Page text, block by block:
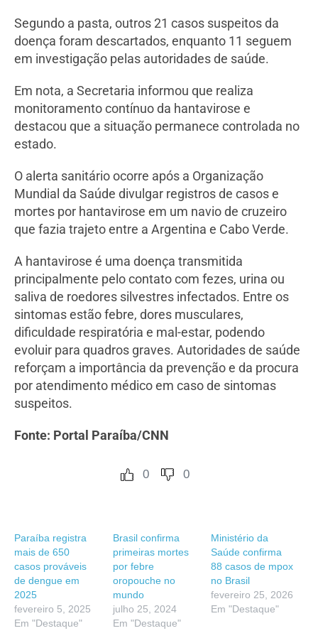
Segundo a pasta, outros 21 casos suspeitos da
doença foram descartados, enquanto 11 seguem
em investigação pelas autoridades de saúde.
Em nota, a Secretaria informou que realiza
monitoramento contínuo da hantavirose e
destacou que a situação permanece controlada no
estado.
O alerta sanitário ocorre após a Organização
Mundial da Saúde divulgar registros de casos e
mortes por hantavirose em um navio de cruzeiro
que fazia trajeto entre a Argentina e Cabo Verde.
A hantavirose é uma doença transmitida
principalmente pelo contato com fezes, urina ou
saliva de roedores silvestres infectados. Entre os
sintomas estão febre, dores musculares,
dificuldade respiratória e mal-estar, podendo
evoluir para quadros graves. Autoridades de saúde
reforçam a importância da prevenção e da procura
por atendimento médico em caso de sintomas
suspeitos.
Fonte: Portal Paraíba/CNN
0 0
Paraíba registra
mais de 650
casos prováveis
de dengue em
2025
fevereiro 5, 2025
Em "Destaque"
Brasil confirma
primeiras mortes
por febre
oropouche no
mundo
julho 25, 2024
Em "Destaque"
Ministério da
Saúde confirma
88 casos de mpox
no Brasil
fevereiro 25, 2026
Em "Destaque"